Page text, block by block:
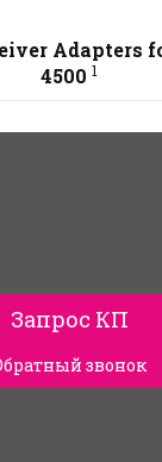
Adapters
4500 1
Запрос КП
звонок